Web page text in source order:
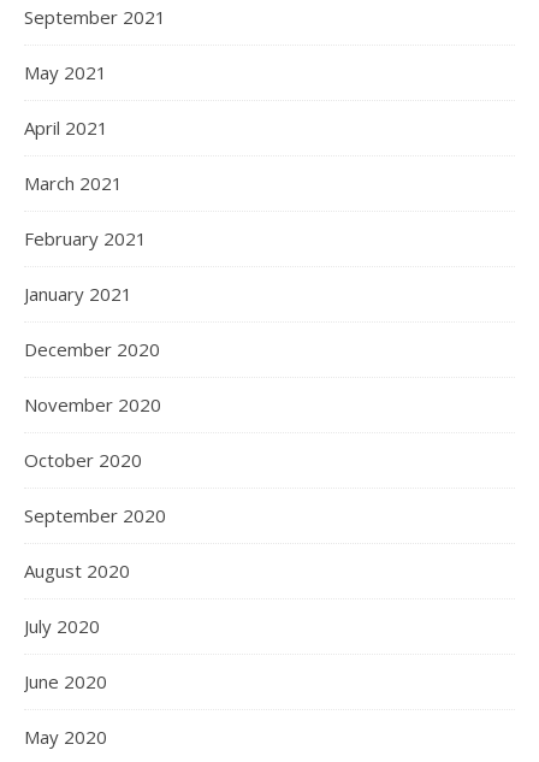
September 2021
May 2021
April 2021
March 2021
February 2021
January 2021
December 2020
November 2020
October 2020
September 2020
August 2020
July 2020
June 2020
May 2020